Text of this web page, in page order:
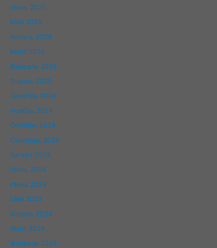
Июнь 2025
Май 2025
Апрель 2025
Март 2025
Февраль 2025
Январь 2025
Декабрь 2024
Ноябрь 2024
Октябрь 2024
Сентябрь 2024
Август 2024
Июль 2024
Июнь 2024
Май 2024
Апрель 2024
Март 2024
Февраль 2024